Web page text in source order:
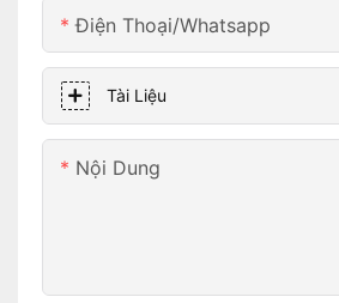
Điện Thoại/whatsapp
Tài Liệu
Nội Dung